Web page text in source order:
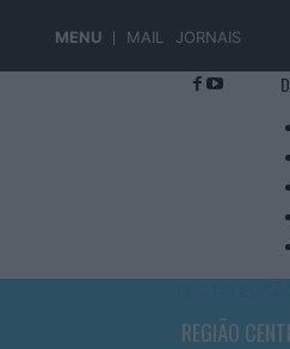
MENU MAIL JORNAIS
REGIÃO